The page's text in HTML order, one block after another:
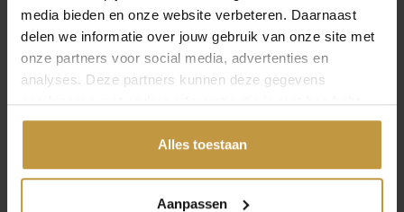
media bieden en onze website verbeteren. Daarnaast
delen we informatie over jouw gebruik van onze site met
onze partners voor social media, advertenties en
analyses. Deze partners kunnen deze gegevens
combineren met andere informatie die je met hen hebt
gedeeld of die ze hebben verzameld via jouw gebruik van
Alles toestaan
Aanpassen